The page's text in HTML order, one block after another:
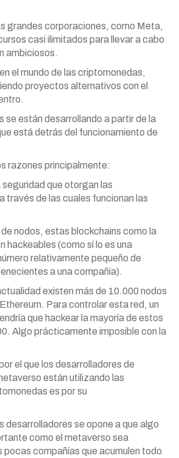
grandes corporaciones, como Meta,
casi ilimitados para llevar a cabo
ambiciosos.
el mundo de las criptomonedas,
proyectos alternativos con el
se están desarrollando a partir de la
está detrás del funcionamiento de
razones principalmente:
seguridad que otorgan las
través de las cuales funcionan las
nodos, estas blockchains como la
hackeables (como sí lo es una
relativamente pequeño de
a una compañía).
existen más de 10.000 nodos
Para controlar esta red, un
que hackear la mayoría de estos
Algo prácticamente imposible con la
el que los desarrolladores de
están utilizando las
es por su
desarrolladores se opone a que algo
como el metaverso sea
pocas compañías que acumulen todo